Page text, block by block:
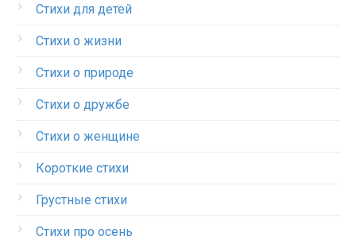
Стихи для детей
Стихи о жизни
Стихи о природе
Стихи о дружбе
Стихи о женщине
Короткие стихи
Грустные стихи
Стихи про осень